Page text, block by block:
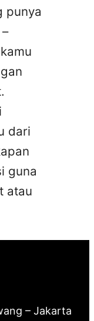
punya
dari
guna
atau
– Jakarta